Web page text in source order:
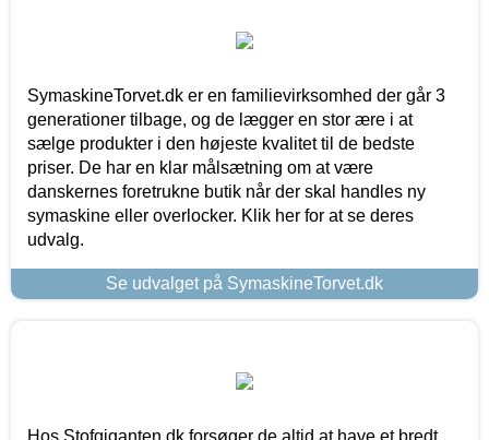
SymaskineTorvet.dk er en familievirksomhed der går 3
generationer tilbage, og de lægger en stor ære i at
sælge produkter i den højeste kvalitet til de bedste
priser. De har en klar målsætning om at være
danskernes foretrukne butik når der skal handles ny
symaskine eller overlocker. Klik her for at se deres
udvalg.
Se udvalget på SymaskineTorvet.dk
Hos Stofgiganten.dk forsøger de altid at have et bredt